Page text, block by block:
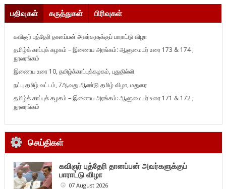
பதிவுகள் கருத்துகள் பிரிவுகள்
கவிஞர் புத்தேரி தானப்பன் அவர்களுக்குப் பாராட்டு விழா
தமிழ்க் காப்புக் கழகம் – இணைய அரங்கம்: ஆளுமையர் உரை 173 & 174 ;
நூலரங்கம்
இணைய உரை 10, தமிழ்க்காப்புக்கழகம், புதுதில்லி
நட்பு தமிழ் வட்டம், 7ஆவது ஆண்டு தமிழ் விழா, மதுரை
தமிழ்க் காப்புக் கழகம் – இணைய அரங்கம்: ஆளுமையர் உரை 171 & 172 ;
நூலரங்கம்
செய்திகள்
கவிஞர் புத்தேரி தானப்பன் அவர்களுக்குப்
பாராட்டு விழா
07 August 2026